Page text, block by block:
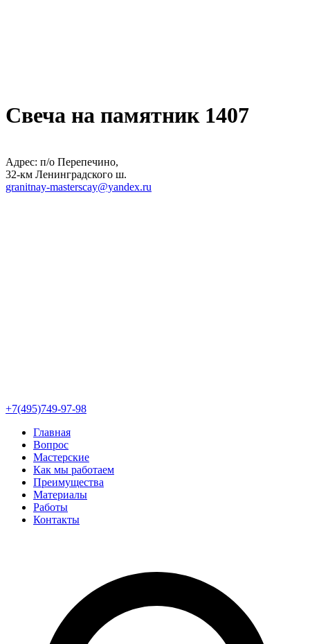
Свеча на памятник 1407
Адрес: п/о Перепечино,
32-км Ленинградского ш.
granitnay-masterscay@yandex.ru
+7(495)749-97-98
Главная
Вопрос
Мастерские
Как мы работаем
Преимущества
Материалы
Работы
Контакты